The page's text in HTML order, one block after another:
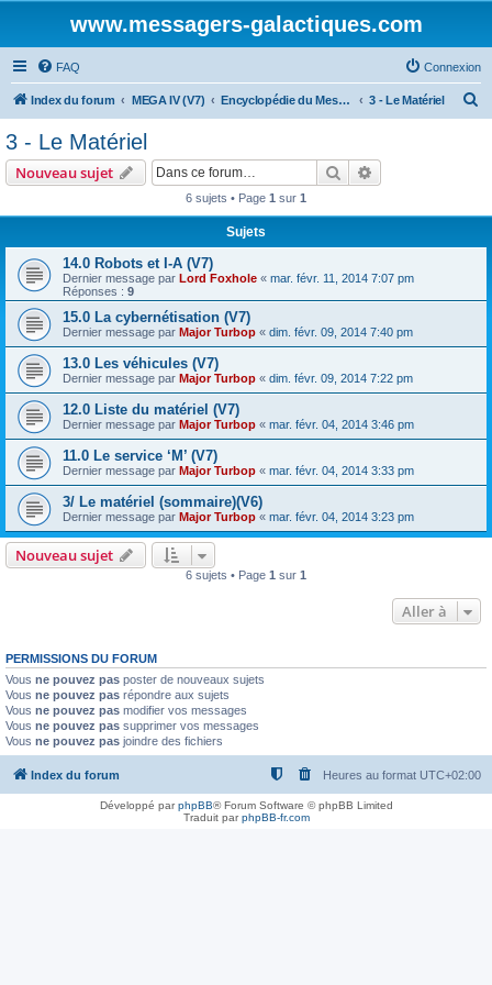
www.messagers-galactiques.com
FAQ Connexion
Index du forum MEGA IV (V7) Encyclopédie du Messager Galactique (V7) 3 - Le Matériel
3 - Le Matériel
Nouveau sujet Rechercher
6 sujets • Page 1 sur 1
Sujets
14.0 Robots et I-A (V7)
Dernier message par Lord Foxhole « mar. févr. 11, 2014 7:07 pm
Réponses : 9
15.0 La cybernétisation (V7)
Dernier message par Major Turbop « dim. févr. 09, 2014 7:40 pm
13.0 Les véhicules (V7)
Dernier message par Major Turbop « dim. févr. 09, 2014 7:22 pm
12.0 Liste du matériel (V7)
Dernier message par Major Turbop « mar. févr. 04, 2014 3:46 pm
11.0 Le service ‘M’ (V7)
Dernier message par Major Turbop « mar. févr. 04, 2014 3:33 pm
3/ Le matériel (sommaire)(V6)
Dernier message par Major Turbop « mar. févr. 04, 2014 3:23 pm
Nouveau sujet
6 sujets • Page 1 sur 1
Aller à
PERMISSIONS DU FORUM
Vous ne pouvez pas poster de nouveaux sujets
Vous ne pouvez pas répondre aux sujets
Vous ne pouvez pas modifier vos messages
Vous ne pouvez pas supprimer vos messages
Vous ne pouvez pas joindre des fichiers
Index du forum Heures au format UTC+02:00
Développé parphpBB® Forum Software © phpBB Limited
Traduit parphpBB-fr.com